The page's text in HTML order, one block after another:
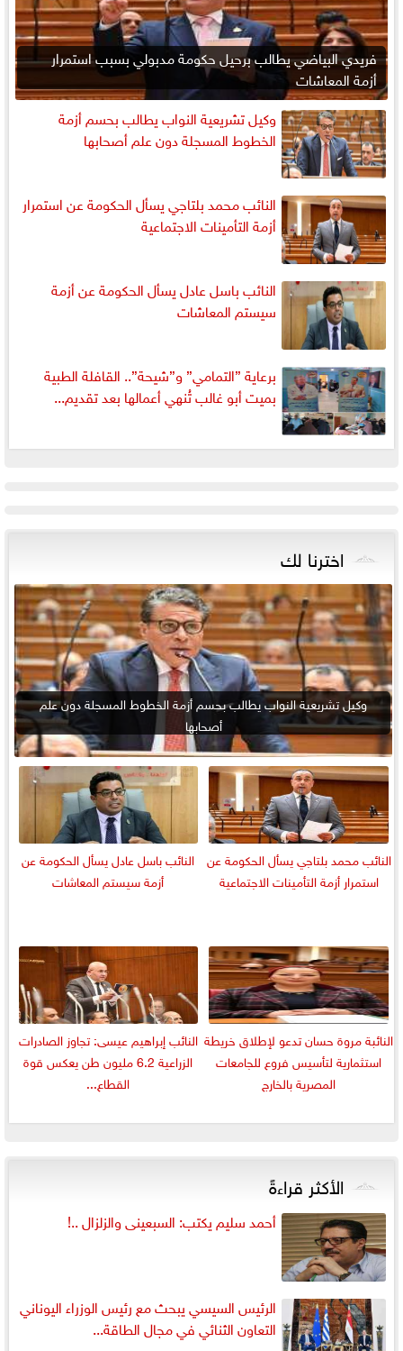
فريدي البياضي يطالب برحيل حكومة مدبولي بسبب استمرار
أزمة المعاشات
وكيل تشريعية النواب يطالب بحسم أزمة
الخطوط المسجلة دون علم أصحابها
النائب محمد بلتاجي يسأل الحكومة عن استمرار
أزمة التأمينات الاجتماعية
النائب باسل عادل يسأل الحكومة عن أزمة
سيستم المعاشات
برعاية ”التمامي” و”شيحة”.. القافلة الطبية
بميت أبو غالب تُنهي أعمالها بعد تقديم...
اخترنا لك
وكيل تشريعية النواب يطالب بحسم أزمة الخطوط المسجلة دون علم
أصحابها
النائب محمد بلتاجي يسأل الحكومة عن
استمرار أزمة التأمينات الاجتماعية
النائب باسل عادل يسأل الحكومة عن
أزمة سيستم المعاشات
النائبة مروة حسان تدعو لإطلاق خريطة
استثمارية لتأسيس فروع للجامعات
المصرية بالخارج
النائب إبراهيم عيسى: تجاوز الصادرات
الزراعية 6.2 مليون طن يعكس قوة
القطاع...
الأكثر قراءةً
أحمد سليم يكتب: السبعينى والزلزال ..!
الرئيس السيسي يبحث مع رئيس الوزراء اليوناني
التعاون الثنائي في مجال الطاقة...